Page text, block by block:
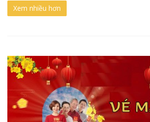
Xem nhiều hơn